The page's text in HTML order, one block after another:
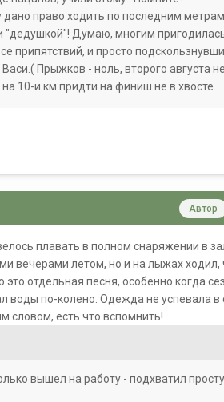
дано право ходить по последним метрам
"дедушкой"! Думаю, многим
припятствий, и просто
Прыжков - ноль, второго августа не
10-и км придти на финиш не в хвосте.
Автор
плавать в полном снаряжении в
вечерами летом, но и на лыжах ходил,
отдельная песня, особенно когда
воды по-колено. Одежда не успевала в
словом, есть что вспомнить!
вышел на работу - подхватил